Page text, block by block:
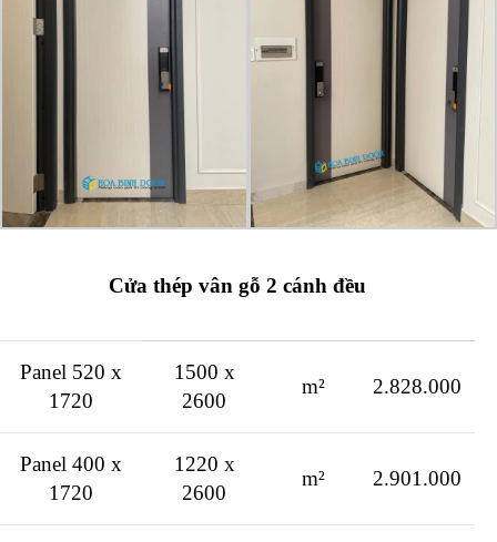
Cửa thép vân gỗ 2 cánh đều
Panel 520 x
1720
1500 x
2600
m² 2.828.000
Panel 400 x
1720
1220 x
2600
m² 2.901.000